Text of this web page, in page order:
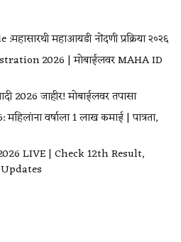
महाआयडी नोंदणी प्रक्रिया २०२६
2026 | मोबाईलवर MAHA ID
2026 जाहीर! मोबाईलवर तपासा
वर्षाला ₹1 लाख कमाई | पात्रता,
LIVE | Check 12th Result,